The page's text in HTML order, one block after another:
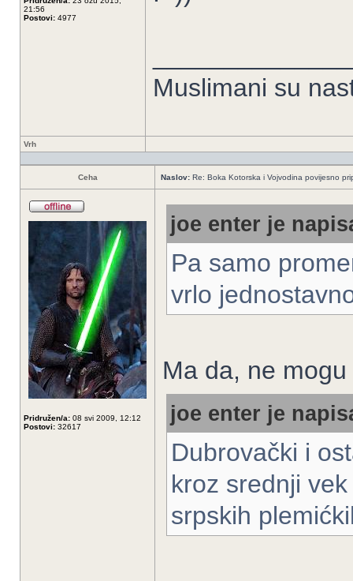
21:56
Postovi: 4977
Muslimani su
Vrh
Ceha Naslov: Re: Boka Kotorska i Vojvodina povijesno
Pridružen/a: 08 svi 2009, 12:12
Postovi: 32617
joe enter je
Pa samo
vrlo
Ma da, ne
joe enter je
Dubrovački i
kroz srednji
srpskih